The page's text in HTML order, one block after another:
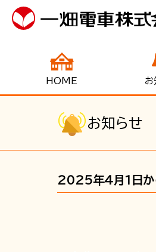
HOME お
お知らせ
2025年4月1日か